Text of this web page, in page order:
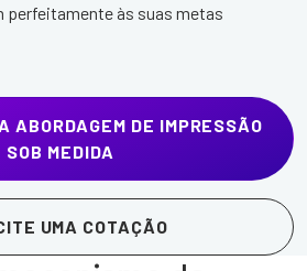
perfeitamente às suas metas
ABORDAGEM DE IMPRESSÃO
SOB MEDIDA
UMA COTAÇÃO